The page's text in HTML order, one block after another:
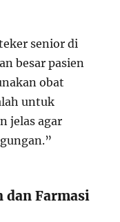
senior di
besar pasien
obat
untuk
jelas agar
dan Farmasi